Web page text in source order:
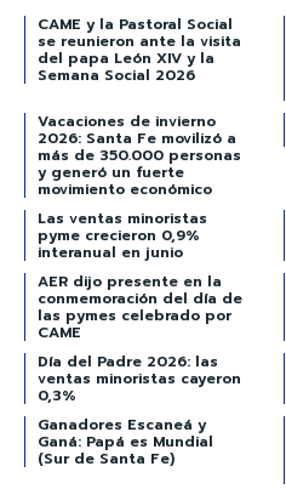
CAME y la Pastoral Social
se reunieron ante la visita
del papa León XIV y la
Semana Social 2026
Vacaciones de invierno
2026: Santa Fe movilizó a
más de 350.000 personas
y generó un fuerte
movimiento económico
Las ventas minoristas
pyme crecieron 0,9%
interanual en junio
AER dijo presente en la
conmemoración del día de
las pymes celebrado por
CAME
Día del Padre 2026: las
ventas minoristas cayeron
0,3%
Ganadores Escaneá y
Ganá: Papá es Mundial
(Sur de Santa Fe)